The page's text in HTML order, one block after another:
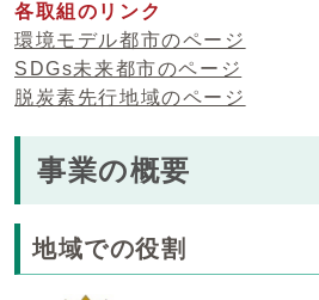
各取組のリンク
環境モデル都市のページ
SDGs未来都市のページ
脱炭素先行地域のページ
事業の概要
地域での役割